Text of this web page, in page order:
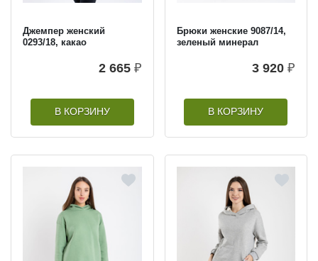
Джемпер женский
0293/18, какао
2 665 ₽
В КОРЗИНУ
Брюки женские 9087/14,
зеленый минерал
3 920 ₽
В КОРЗИНУ